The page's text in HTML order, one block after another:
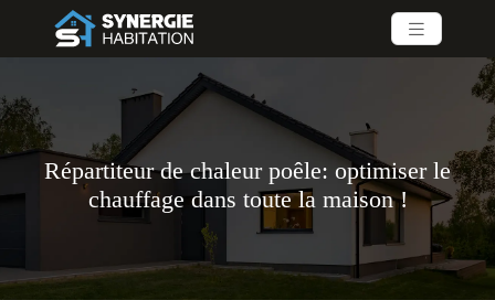
Répartiteur de chaleur poêle: optimiser le
chauffage dans toute la maison !